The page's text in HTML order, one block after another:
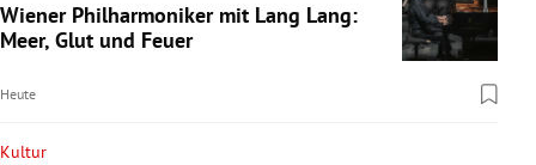
Wiener Philharmoniker mit Lang Lang:
Meer, Glut und Feuer
Heute
Kultur